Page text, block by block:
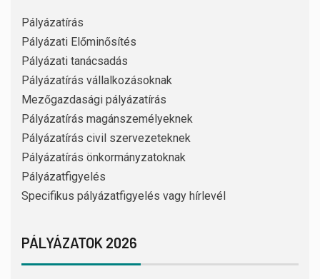
Pályázatírás
Pályázati Előminősítés
Pályázati tanácsadás
Pályázatírás vállalkozásoknak
Mezőgazdasági pályázatírás
Pályázatírás magánszemélyeknek
Pályázatírás civil szervezeteknek
Pályázatírás önkormányzatoknak
Pályázatfigyelés
Specifikus pályázatfigyelés vagy hírlevél
PÁLYÁZATOK 2026